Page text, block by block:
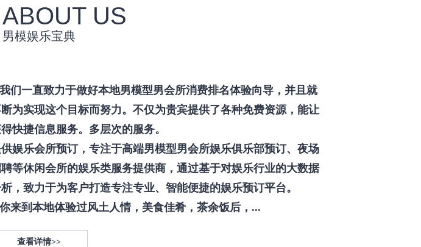
ABOUT US
男模娱乐宝典
们一直致力于做好本地男模型男会所消费排名体验向导，并且就
为实现这个目标而努力。不仅为贵宾提供了各种免费资源，能让
快捷信息服务。多层次的服务。
娱乐会所预订，专注于高端男模型男会所娱乐俱乐部预订、夜场
等休闲会所的娱乐类服务提供商，通过基于对娱乐行业的大数据
，致力于为客户打造专注专业、智能便捷的娱乐预订平台。
来到本地体验过风土人情，美食佳肴，茶余饭后，...
查看详情>>